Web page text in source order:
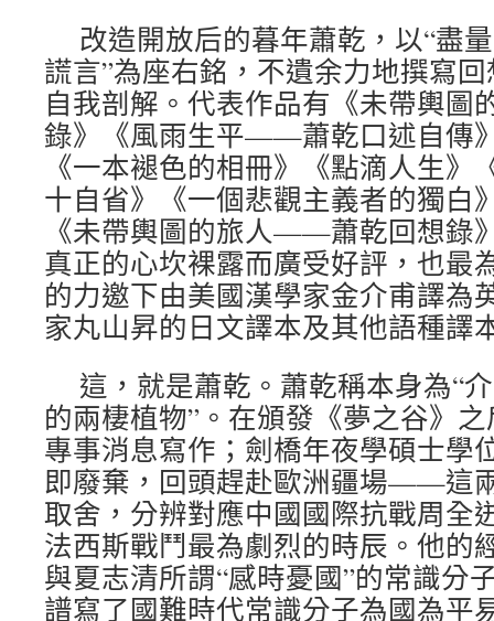
改造開放后的暮年蕭乾，以“盡
謊言”為座右銘，不遺余力地撰寫
自我剖解。代表作品有《未帶輿
錄》《風雨生平——蕭乾口述自傳
《一本褪色的相冊》《點滴人生》
十自省》《一個悲觀主義者的獨白
《未帶輿圖的旅人——蕭乾回想錄
真正的心坎裸露而廣受好評，也最
的力邀下由美國漢學家金介甫譯為
家丸山昇的日文譯本及其他語種譯
這，就是蕭乾。蕭乾稱本身為“
的兩棲植物”。在頒發《夢之谷》
專事消息寫作；劍橋年夜學碩士學
即廢棄，回頭趕赴歐洲疆場——這
取舍，分辨對應中國國際抗戰周全
法西斯戰鬥最為劇烈的時辰。他的
與夏志清所謂“感時憂國”的常識分
譜寫了國難時代常識分子為國為平